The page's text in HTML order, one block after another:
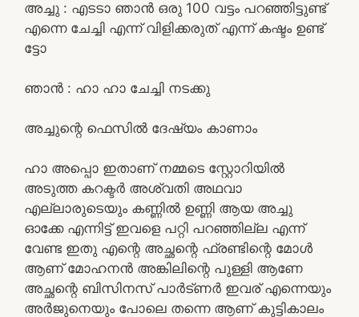
അച്ചു : എടടാ ഞാൻ ഒരു 100 വട്ടം പറഞ്ഞിട്ടുണ്ട്
എന്നെ ചേച്ചി എന്ന് വിളിക്കരുത് എന്ന് കഷ്ടം ഉണ്ട്
ട്ടോ
ഞാൻ : ഹാ ഹാ ചേച്ചി നടക്കു
അച്ചുന്റെ ഫെസിൽ ദേഷ്യം കാണാം
ഹാ അപ്പൊ ഇതാണ് നമ്മടെ സ്റ്റോറിയിൽ
അടുത്ത കറക്ടർ അശ്വതി അഥവാ
എല്ലാരുടെയും കണ്ണിൽ ഉണ്ണി ആയ അച്ചു
ഓക്കേ എന്നിട്ട് ഇവളെ പറ്റി പറഞ്ഞില്ല എന്ന്
വേണ്ട ഇതു എന്റെ അച്ഛന്റെ ഫ്രണ്ടിന്റെ മോൾ
ആണ് മോഹനൻ അങ്കിലിന്റെ പുള്ളി ആണേ
അച്ഛന്റെ ബിസിനസ്‌ പാർട്ണർ ഇവര് എന്നെയും
അർജുനെയും പോലെ തന്നെ ആണ് കുട്ടികാലം